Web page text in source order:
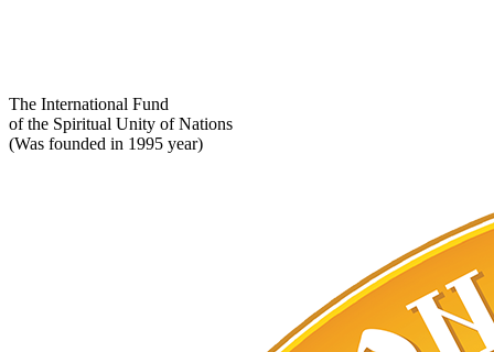
The International Fund
of the Spiritual Unity of Nations
(Was founded in 1995 year)